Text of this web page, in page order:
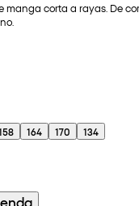
manga corta a rayas. De
164 170
134